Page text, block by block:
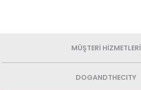
MÜŞTERİ HİZMETLERİ
DOGANDTHECITY